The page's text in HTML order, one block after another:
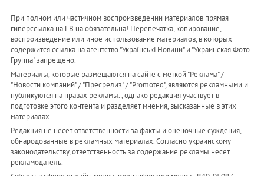
При полном или частичном воспроизведении материалов прямая
гиперссылка на LB.ua обязательна! Перепечатка, копирование,
воспроизведение или иное использование материалов, в которых
содержится ссылка на агентство "Українськi Новини" и "Украинская Фото
Группа" запрещено.
Материалы, которые размещаются на сайте с меткой "Реклама" /
"Новости компаний" / "Пресрелиз" / "Promoted", являются рекламными и
публикуются на правах рекламы. , однако редакция участвует в
подготовке этого контента и разделяет мнения, высказанные в этих
материалах.
Редакция не несет ответственности за факты и оценочные суждения,
обнародованные в рекламных материалах. Согласно украинскому
законодательству, ответственность за содержание рекламы несет
рекламодатель.